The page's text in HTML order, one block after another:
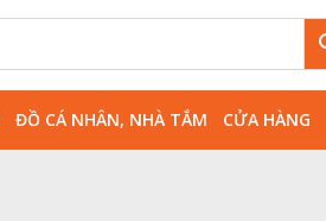
ĐỒ CÁ NHÂN, NHÀ TẮM CỬA HÀNG